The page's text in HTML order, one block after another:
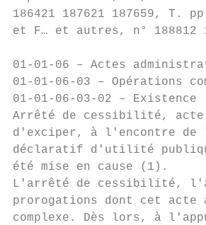
186421 187621 187659, T.
et F… et autres, n° 188812
01-01-06 – Actes
01-01-06-03 – Opérations
01-01-06-03-02 – Existence
Arrêté de cessibilité, acte
d'exciper, à l'encontre
déclaratif d'utilité
été mise en cause (1).
L'arrêté de cessibilité,
prorogations dont cet acte
complexe. Dès lors, à